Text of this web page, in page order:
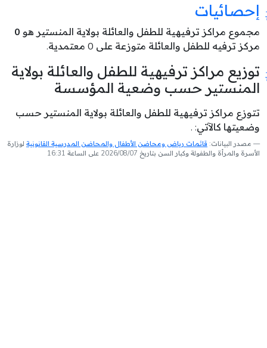
إحصائيات
مجموع مراكز ترفيهية للطفل والعائلة بولاية المنستير هو 0
مركز ترفيه للطفل والعائلة متوزعة على 0 معتمدية.
توزيع مراكز ترفيهية للطفل والعائلة بولاية
المنستير حسب وضعية المؤسسة
تتوزع مراكز ترفيهية للطفل والعائلة بولاية المنستير حسب
وضعيتها كالآتي: .
مصدر البيانات: قائمات رياض ومحاضن الأطفال والمحاضن المدرسية القانونية لوزارة
الأسرة والمرأة والطفولة وكبار السن بتاريخ 2026/08/07 على الساعة 16:31